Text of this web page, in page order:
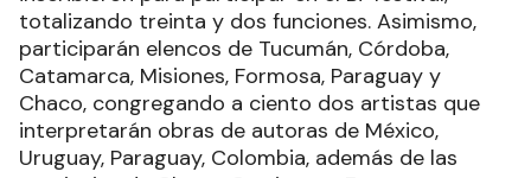
totalizando treinta y dos funciones. Asimismo,
participarán elencos de Tucumán, Córdoba,
Catamarca, Misiones, Formosa, Paraguay y
Chaco, congregando a ciento dos artistas que
interpretarán obras de autoras de México,
Uruguay, Paraguay, Colombia, además de las